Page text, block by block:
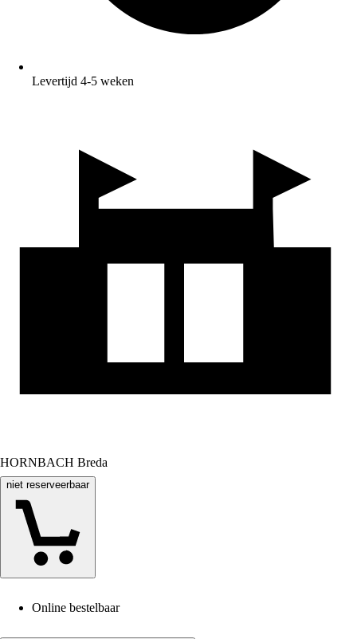
Levertijd 4-5 weken
HORNBACH Breda
niet reserveerbaar
Online bestelbaar